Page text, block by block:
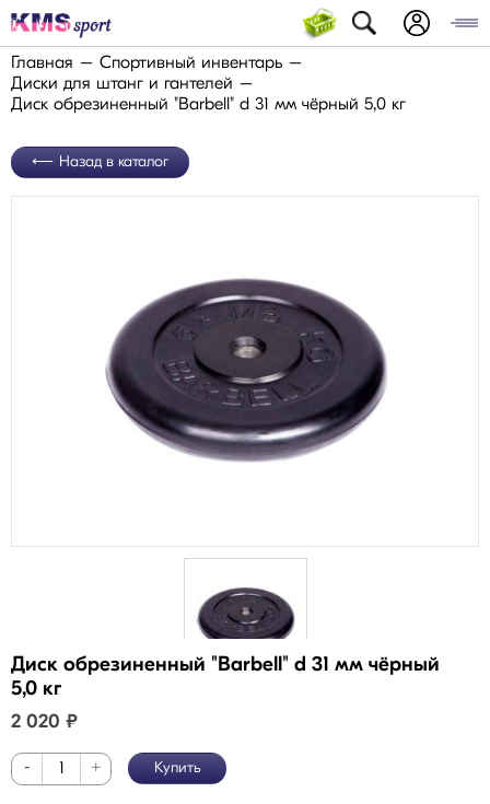
Главная
Спортивный инвентарь
Диски для штанг и гантелей
Диск обрезиненный "Barbell" d 31 мм чёрный 5,0 кг
Назад в каталог
Диск обрезиненный "Barbell" d 31 мм чёрный
5,0 кг
2 020 ₽
- + Купить